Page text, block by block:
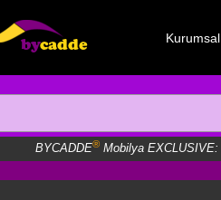
Kurumsal
BYCADDE® Mobilya EXCLUSIVE: